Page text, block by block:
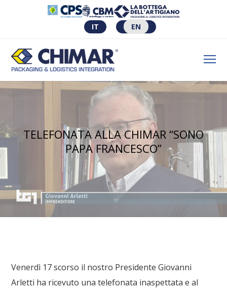
IT EN
TELEFONATA ALLA CHIMAR “SONO
PAPA FRANCESCO”
Venerdì 17 scorso il nostro Presidente Giovanni
Arletti ha ricevuto una telefonata inaspettata e al